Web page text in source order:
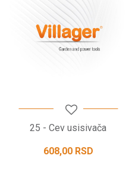
25 - Cev usisivača
608,00 RSD